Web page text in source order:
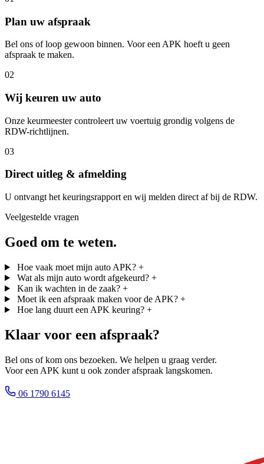
Plan uw afspraak
Bel ons of loop gewoon binnen. Voor een APK hoeft u geen
afspraak te maken.
02
Wij keuren uw auto
Onze keurmeester controleert uw voertuig grondig volgens de
RDW-richtlijnen.
03
Direct uitleg & afmelding
U ontvangt het keuringsrapport en wij melden direct af bij de RDW.
Veelgestelde vragen
Goed om te weten.
Hoe vaak moet mijn auto APK? +
Wat als mijn auto wordt afgekeurd? +
Kan ik wachten in de zaak? +
Moet ik een afspraak maken voor de APK? +
Hoe lang duurt een APK keuring? +
Klaar voor een afspraak?
Bel ons of kom ons bezoeken. We helpen u graag verder.
Voor een APK kunt u ook zonder afspraak langskomen.
06 1790 6145